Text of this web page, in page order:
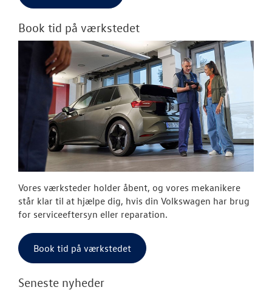
Book tid på værkstedet
Vores værksteder holder åbent, og vores mekanikere
står klar til at hjælpe dig, hvis din Volkswagen har brug
for serviceeftersyn eller reparation.
Book tid på værkstedet
Seneste nyheder